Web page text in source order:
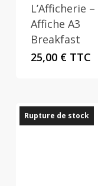
L’Afficherie –
Affiche A3
Breakfast
25,00 € TTC
Rupture de stock